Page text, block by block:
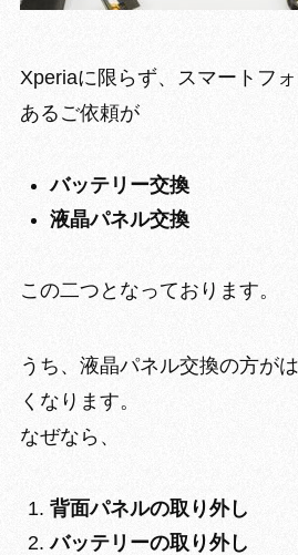
Xperiaに限らず、スマートフ
あるご依頼が
バッテリー交換
液晶パネル交換
この二つとなっております。
うち、 液晶パネル交換の方が
く なります。
なぜなら、
背面パネルの取り外し
バッテリーの取り外し